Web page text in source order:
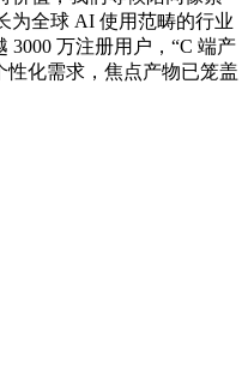
为全球 AI 使用范畴的行业
3000 万注册用户，“C 端产
化需求，焦点产物已笼盖